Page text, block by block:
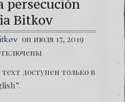
persecución
Bitkov
on июля 17, 2019
записи
доступен только в